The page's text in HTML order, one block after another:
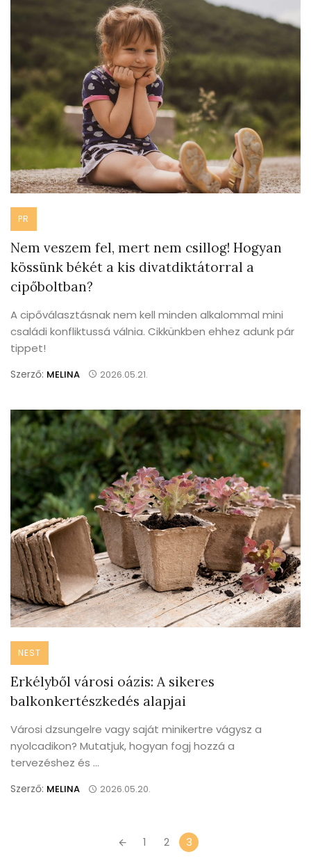
PR
Nem veszem fel, mert nem csillog! Hogyan
kössünk békét a kis divatdiktátorral a
cipőboltban?
A cipőválasztásnak nem kell minden alkalommal mini
családi konfliktussá válnia. Cikkünkben ehhez adunk pár
tippet!
Szerző: MELINA 2026.05.21.
NEST
Erkélyből városi oázis: A sikeres
balkonkertészkedés alapjai
Városi dzsungelre vagy saját minikertre vágysz a
nyolcadikon? Mutatjuk, hogyan fogj hozzá a
tervezéshez és ...
Szerző: MELINA 2026.05.20.
1 2 3